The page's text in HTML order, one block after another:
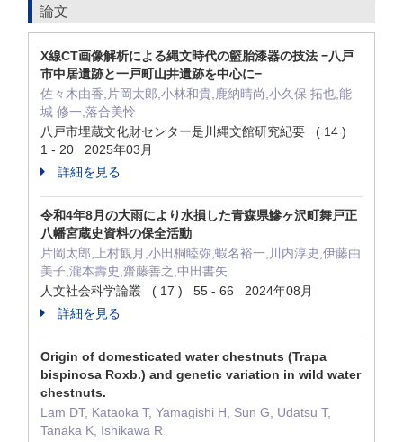
論文
X線CT画像解析による縄文時代の籃胎漆器の技法 −八戸
市中居遺跡と一戸町山井遺跡を中心に−
佐々木由香,片岡太郎,小林和貴,鹿納晴尚,小久保 拓也,能
城 修一,落合美怜
八戸市埋蔵文化財センター是川縄文館研究紀要 ( 14 )
1 - 20 2025年03月
詳細を見る
令和4年8月の大雨により水損した青森県鰺ヶ沢町舞戸正
八幡宮蔵史資料の保全活動
片岡太郎,上村観月,小田桐睦弥,蝦名裕一,川内淳史,伊藤由
美子,瀧本壽史,齋藤善之,中田書矢
人文社会科学論叢 ( 17 ) 55 - 66 2024年08月
詳細を見る
Origin of domesticated water chestnuts (Trapa
bispinosa Roxb.) and genetic variation in wild water
chestnuts.
Lam DT, Kataoka T, Yamagishi H, Sun G, Udatsu T,
Tanaka K, Ishikawa R